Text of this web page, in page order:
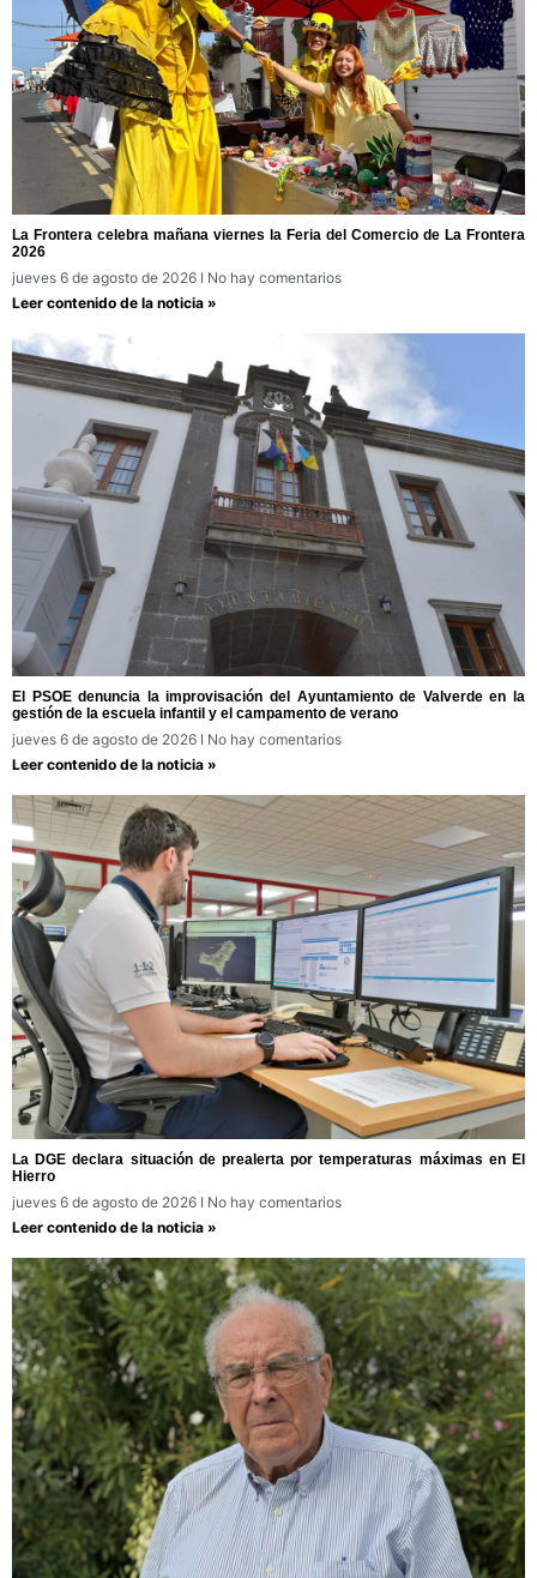
La Frontera celebra mañana viernes la Feria del Comercio de La Frontera
2026
jueves 6 de agosto de 2026
No hay comentarios
Leer contenido de la noticia »
El PSOE denuncia la improvisación del Ayuntamiento de Valverde en la
gestión de la escuela infantil y el campamento de verano
jueves 6 de agosto de 2026
No hay comentarios
Leer contenido de la noticia »
La DGE declara situación de prealerta por temperaturas máximas en El
Hierro
jueves 6 de agosto de 2026
No hay comentarios
Leer contenido de la noticia »